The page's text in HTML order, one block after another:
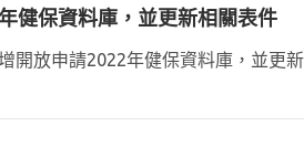
健保資料庫，並更新相關表件
開放申請2022年健保資料庫，並更